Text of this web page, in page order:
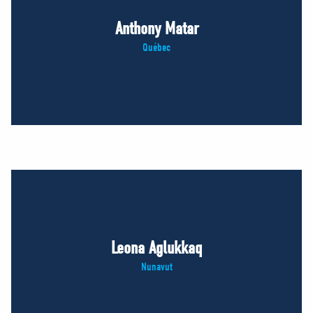
Anthony Matar
Québec
Leona Aglukkaq
Nunavut